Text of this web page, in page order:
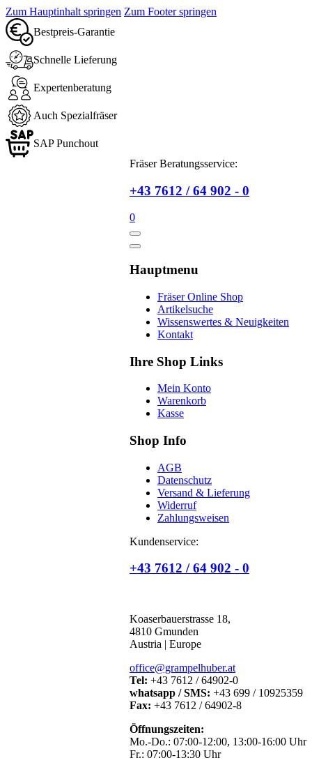
Zum Hauptinhalt springen Zum Footer springen
Bestpreis-Garantie
Schnelle Lieferung
Expertenberatung
Auch Spezialfräser
SAP Punchout
Fräser Beratungsservice:
+43 7612 / 64 902 - 0
0
Hauptmenu
Fräser Online Shop
Artikelsuche
Wissenswertes & Neuigkeiten
Kontakt
Ihre Shop Links
Mein Konto
Warenkorb
Kasse
Shop Info
AGB
Datenschutz
Versand & Lieferung
Widerruf
Zahlungsweisen
Kundenservice:
+43 7612 / 64 902 - 0
Koaserbauerstrasse 18,
4810 Gmunden
Austria | Europe
office@grampelhuber.at
Tel: +43 7612 / 64902-0
whatsapp / SMS: +43 699 / 10925359
Fax: +43 7612 / 64902-8
Öffnungszeiten:
Mo.-Do.: 07:00-12:00, 13:00-16:00 Uhr
Fr.: 07:00-13:30 Uhr